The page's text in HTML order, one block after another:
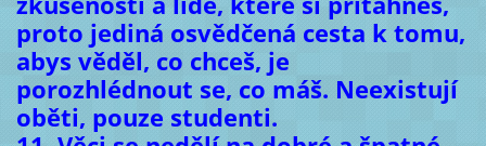
proto jediná osvědčená cesta k tomu,
abys věděl, co chceš, je
porozhlédnout se, co máš. Neexistují
oběti, pouze studenti.